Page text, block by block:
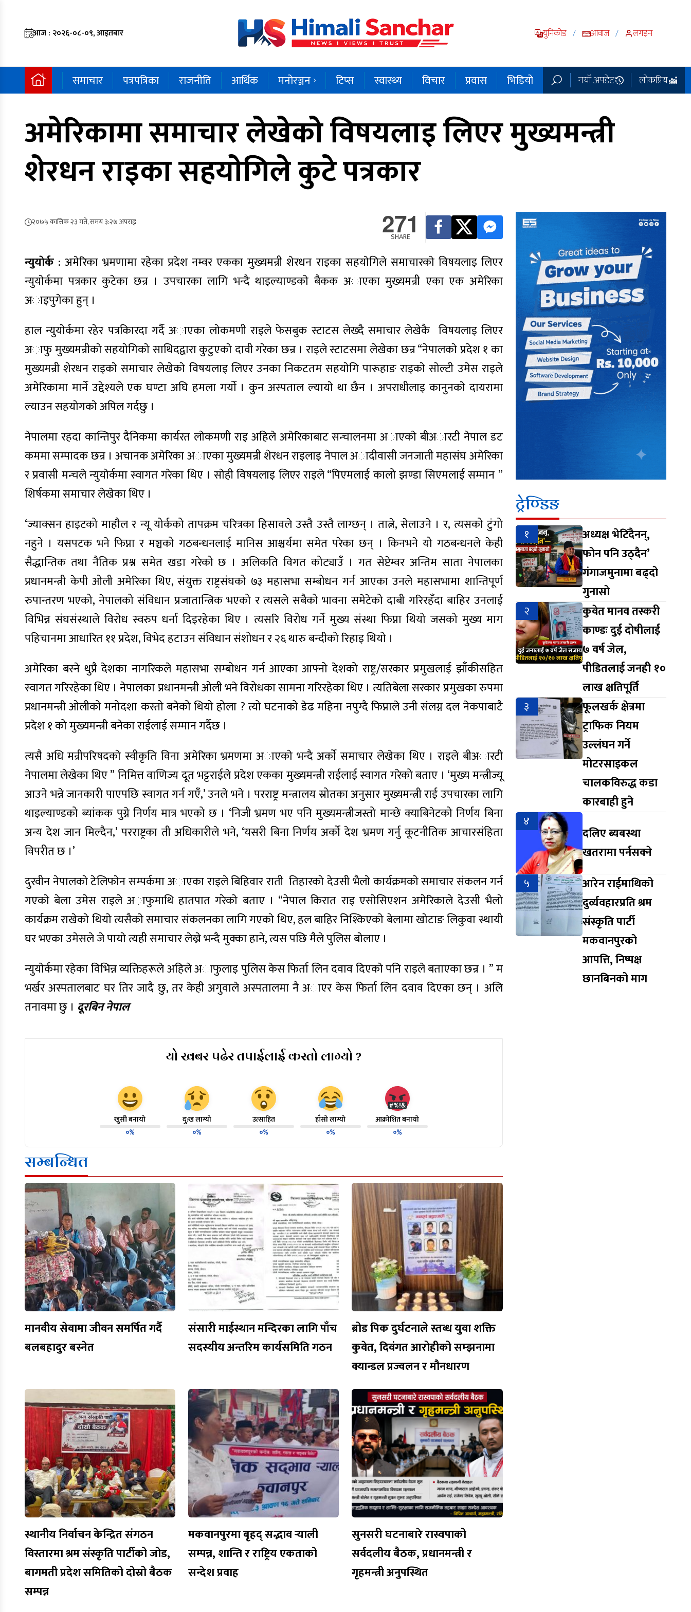
आज : २०२६-०८-०९, आइतबार युनिकोड / आवाज / लगइन
समाचार पत्रपत्रिका राजनीति आर्थिक मनोरञ्जन टिप्स स्वास्थ्य विचार प्रवास भिडियो नयाँ अपडेट लोकप्रिय
अमेरिकामा समाचार लेखेकाे विषयलाइ लिएर मुख्यमन्त्री
शेरधन राइका सहयाेगिले कुटे पत्रकार
२०७५ कात्तिक २३ गते, समय ३:२७ अपराह्न 271
SHARE
न्युयाेर्क : अमेरिका भ्रमणामा रहेका प्रदेश नम्वर एकका मुख्यमन्री शेरधन राइका सहयाेगिले समाचारकाे विषयलाइ लिएर
न्युयाेर्कमा पत्रकार कुटेका छन्र । उपचारका लागि भन्दै थाइल्याण्डकाे बैकक अाएका मुख्यमन्री एका एक अमेरिका
अाइपुगेका हुन् ।
हाल न्युयाेर्कमा रहेर पत्रकािरदा गर्दै अाएका लाेकमणी राइले फेसबुक स्टाटस लेख्दै समाचार लेखेकै विषयलाइ लिएर
अाफु मुख्यमन्रीकाे सहयाेगिकाे साथिदद्वारा कुटुएकाे दावी गरेका छन्र । राइले स्टाटसमा लेखेका छन्र “नेपालकाे प्रदेश १ का
मुख्यमन्री शेरधन राइकाे समाचार लेखेकाे विषयलाइ लिएर उनका निकटतम सहयाेगि पारूहाङ राइकाे साेल्टी उमेस राइले
अमेरिकामा मार्ने उद्देश्यले एक घण्टा अघि हमला गर्याे । कुन अस्पताल ल्यायाे था छैन । अपराधीलाइ कानुनकाे दायरामा
ल्याउन सहयाेगकाे अपिल गर्दछु ।
नेपालमा रहदा कान्तिपुर दैनिकमा कार्यरत लाेकमणी राइ अहिले अमेरिकाबाट सन्चालनमा अाएकाे बीअारटी नेपाल डट
कममा सम्पादक छन्र । अचानक अमेरिका अाएका मुख्यमन्री शेरधन राइलाइ नेपाल अादीवासी जनजाती महासंघ अमेरिका
र प्रवासी मन्चले न्युयाेर्कमा स्वागत गरेका थिए । साेही विषयलाइ लिएर राइले “पिएमलाई कालो झण्डा सिएमलाई सम्मान ”
शिर्षकमा समाचार लेखेका थिए ।
‘ज्याक्सन हाइटको माहौल र न्यू योर्कको तापक्रम चरित्रका हिसावले उस्तै उस्तै लाग्छन् । तात्ने, सेलाउने । र, त्यसको टुंगो
नहुने । यसपटक भने फिप्ना र मञ्चको गठबन्धनलाई मानिस आश्चर्यमा समेत परेका छन् । किनभने यो गठबन्धनले केही
सैद्धान्तिक तथा नैतिक प्रश्न समेत खडा गरेको छ । अलिकति विगत कोट्याउँ । गत सेप्टेम्वर अन्तिम साता नेपालका
प्रधानमन्त्री केपी ओली अमेरिका थिए, संयुक्त राष्ट्रसंघको ७३ महासभा सम्बोधन गर्न आएका उनले महासभामा शान्तिपूर्ण
रुपान्तरण भएको, नेपालको संविधान प्रजातान्त्रिक भएको र त्यसले सबैको भावना समेटेको दाबी गरिरहँदा बाहिर उनलाई
विभिन्न संघसंस्थाले विरोध स्वरुप धर्ना दिइरहेका थिए । त्यसरि विरोध गर्ने मुख्य संस्था फिप्ना थियो जसको मुख्य माग
पहिचानमा आधारित ११ प्रदेश, विभेद हटाउन संविधान संशोधन र २६ थारु बन्दीको रिहाइ थियो ।
अमेरिका बस्ने थुप्रै देशका नागरिकले महासभा सम्बोधन गर्न आएका आफ्नो देशको राष्ट्र/सरकार प्रमुखलाई झाँकीसहित
स्वागत गरिरहेका थिए । नेपालका प्रधानमन्त्री ओली भने विरोधका सामना गरिरहेका थिए । त्यतिबेला सरकार प्रमुखका रुपमा
प्रधानमन्त्री ओलीको मनोदशा कस्तो बनेको थियो होला ? त्यो घटनाको डेढ महिना नपुग्दै फिप्नाले उनी संलग्न दल नेकपाबाटै
प्रदेश १ को मुख्यमन्त्री बनेका राईलाई सम्मान गर्दैछ ।
त्यसै अधि मन्रीपरिषदकाे स्वीकृति विना अमेरिका भ्रमणमा अाएकाे भन्दै अर्काे समाचार लेखेका थिए । राइले बीअारटी
नेपालमा लेखेका थिए ” निमित्त वाणिज्य दूत भट्टराईले प्रदेश एकका मुख्यमन्त्री राईलाई स्वागत गरेको बताए । ‘मुख्य मन्त्रीज्यू
आउने भन्ने जानकारी पाएपछि स्वागत गर्न गएँ,’ उनले भने । परराष्ट्र मन्त्रालय स्रोतका अनुसार मुख्यमन्त्री राई उपचारका लागि
थाइल्याण्डको ब्यांकक पुग्ने निर्णय मात्र भएको छ । ‘निजी भ्रमण भए पनि मुख्यमन्त्रीजस्तो मान्छे क्याबिनेटको निर्णय बिना
अन्य देश जान मिल्दैन,’ परराष्ट्रका ती अधिकारीले भने, ‘यसरी बिना निर्णय अर्को देश भ्रमण गर्नु कूटनीतिक आचारसंहिता
विपरीत छ ।’
दुरवीन नेपालकाे टेलिफाेन सम्पर्कमा अाएका राइले बिहिवार राती तिहारकाे देउसी भैलाे कार्यक्रमकाे समाचार संकलन गर्न
गएकाे बेला उमेस राइले अाफुमाथि हातपात गरेकाे बताए । “नेपाल किरात राइ एसाेसिएशन अमेरिकाले देउसी भैलाे
कार्यक्रम राखेकाे थियाे त्यसैकाे समाचार संकलनका लागि गएकाे थिए, हल बाहिर निश्किएकाे बेलामा खाेटाङ लिकुवा स्थायी
घर भएका उमेसले जे पायाे त्यही समाचार लेख्ने भन्दै मुक्का हाने, त्यस पछि मैले पुलिस बाेलाए ।
न्युयाेर्कमा रहेका विभिन्न व्यक्तिहरूले अहिले अाफुलाइ पुलिस केस फिर्ता लिन दवाव दिएकाे पनि राइले बताएका छन्र । ” म
भर्खर अस्पतालबाट घर तिर जादै छु, तर केही अगुवाले अस्पतालमा नै अाएर केस फिर्ता लिन दवाव दिएका छन् । अलि
तनावमा छु । दूरबिन नेपाल
यो खबर पढेर तपाईलाई कस्तो लाग्यो ?
खुसी बनायो
०%
दु:ख लाग्यो
०%
उत्साहित
०%
हाँसो लाग्यो
०%
आक्रोशित बनायो
०%
सम्बन्धित
मानवीय सेवामा जीवन समर्पित गर्दै
बलबहादुर बस्नेत
संसारी माईस्थान मन्दिरका लागि पाँच
सदस्यीय अन्तरिम कार्यसमिति गठन
ब्रोड पिक दुर्घटनाले स्तब्ध युवा शक्ति
कुवेत, दिवंगत आरोहीको सम्झनामा
क्यान्डल प्रज्वलन र मौनधारण
स्थानीय निर्वाचन केन्द्रित संगठन
विस्तारमा श्रम संस्कृति पार्टीको जोड,
बागमती प्रदेश समितिको दोस्रो बैठक
सम्पन्न
मकवानपुरमा बृहद् सद्भाव र्‍याली
सम्पन्न, शान्ति र राष्ट्रिय एकताको
सन्देश प्रवाह
सुनसरी घटनाबारे रास्वपाको
सर्वदलीय बैठक, प्रधानमन्त्री र
गृहमन्त्री अनुपस्थित
ट्रेण्डिङ
१
अध्यक्ष भेटिँदैनन्,
फोन पनि उठ्दैन’
गंगाजमुनामा बढ्दो
गुनासो
२
कुवेत मानव तस्करी
काण्डः दुई दोषीलाई
७ वर्ष जेल,
पीडितलाई जनही १०
लाख क्षतिपूर्ति
३
फूलखर्क क्षेत्रमा
ट्राफिक नियम
उल्लंघन गर्ने
मोटरसाइकल
चालकविरुद्ध कडा
कारबाही हुने
४
दलिए ब्यबस्था
खतरामा पर्नसक्ने
५
आरेन राईमाथिको
दुर्व्यवहारप्रति श्रम
संस्कृति पार्टी
मकवानपुरको
आपत्ति, निष्पक्ष
छानबिनको माग